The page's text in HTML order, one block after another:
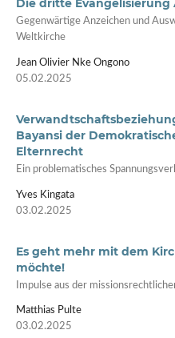
Die dritte Evangelisierung
Gegenwärtige Anzeichen und
Weltkirche
Jean Olivier Nke Ongono
05.02.2025
Bayansi der
Elternrecht
Ein problematisches
Yves Kingata
03.02.2025
Es geht mehr mit dem
möchte!
Impulse aus der
Matthias Pulte
03.02.2025